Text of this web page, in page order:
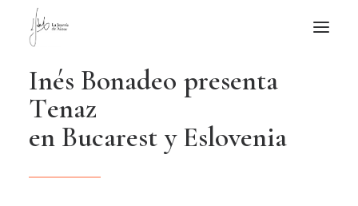
NOTICIAS DE JOYERÍA CONTEMPORÁNEA
NOVEDADES
DE VISITA
Inés Bonadeo presenta
Tenaz
en Bucarest y Eslovenia